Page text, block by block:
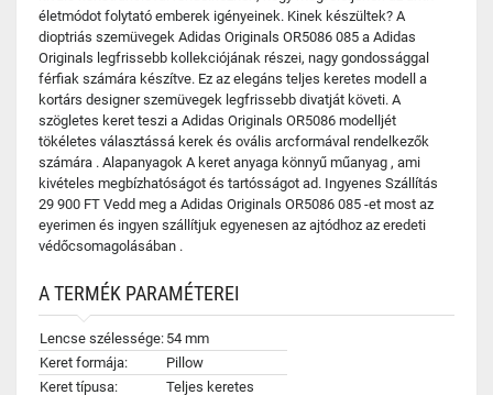
életmódot folytató emberek igényeinek. Kinek készültek? A
dioptriás szemüvegek Adidas Originals OR5086 085 a Adidas
Originals legfrissebb kollekciójának részei, nagy gondossággal
férfiak számára készítve. Ez az elegáns teljes keretes modell a
kortárs designer szemüvegek legfrissebb divatját követi. A
szögletes keret teszi a Adidas Originals OR5086 modelljét
tökéletes választássá kerek és ovális arcformával rendelkezők
számára . Alapanyagok A keret anyaga könnyű műanyag , ami
kivételes megbízhatóságot és tartósságot ad. Ingyenes Szállítás
29 900 FT Vedd meg a Adidas Originals OR5086 085 -et most az
eyerimen és ingyen szállítjuk egyenesen az ajtódhoz az eredeti
védőcsomagolásában .
A TERMÉK PARAMÉTEREI
Lencse szélessége: 54 mm
Keret formája:
Pillow
Keret típusa:
Teljes keretes